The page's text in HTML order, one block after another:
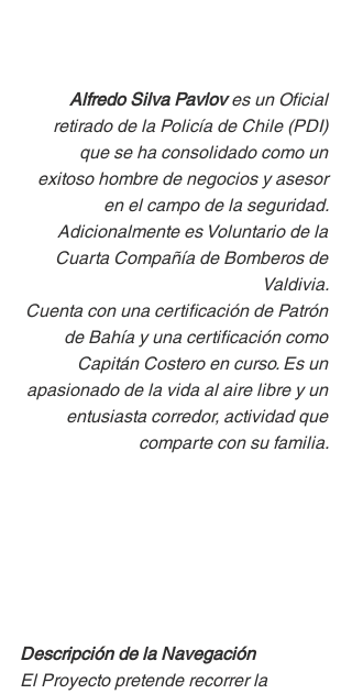
Alfredo Silva Pavlov es un Oficial
retirado de la Policía de Chile (PDI)
que se ha consolidado como un
exitoso hombre de negocios y asesor
en el campo de la seguridad.
Adicionalmente es Voluntario de la
Cuarta Compañía de Bomberos de
Valdivia.
Cuenta con una certificación de Patrón
de Bahía y una certificación como
Capitán Costero en curso. Es un
apasionado de la vida al aire libre y un
entusiasta corredor, actividad que
comparte con su familia.
Descripción de la Navegación
El Proyecto pretende recorrer la